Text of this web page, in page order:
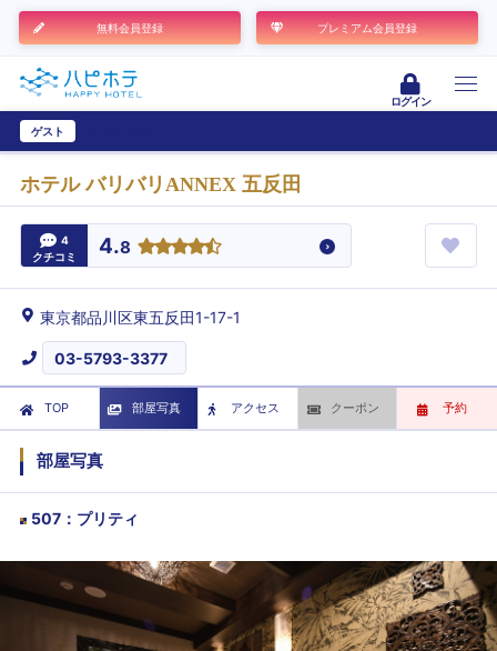
無料会員登録 プレミアム会員登録
ログイン
ゲスト
ホテル バリバリANNEX 五反田
4
クチコミ
4.8
東京都品川区東五反田1-17-1
03-5793-3377
TOP 部屋写真 アクセス クーポン 予約
部屋写真
507 ： プリティ